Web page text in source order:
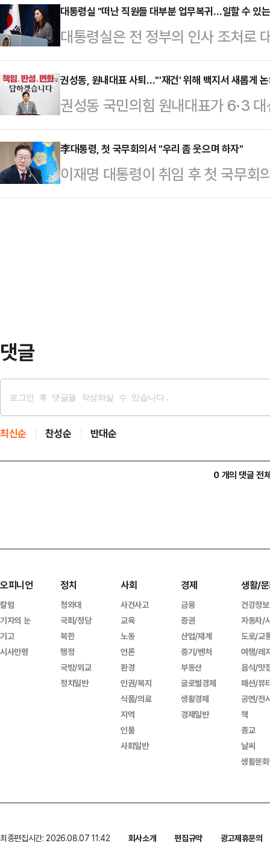
7년8개월과 벌금 2억5000만원,
을 확정했다.앞서 검찰은 이 전 부
그룹으로부터…
령이 유세 기간 '내란 종식'을 거듭
진에 힘이 실리고 있다.4일 법조계
가 진행해 온 윤 전 대통령 부부의
재수사 가능성에 무게가 실린다. 민
서두르고 있어 이른 시일 내 특검
리 또는 위법 …
대통령실 "떠난 직원들 대부분 업무복귀…일할 수 있
대통령실은 전 정부의 인사 조처로
령의 복귀 명령 하루 만에 대부분
령실 대변인은 5일 오전 브리핑에
업무에 복귀해 조금씩 일할 수 있는
강 대변인은 "강훈식 비서실장은
관련한 사항들에 대해 소통할 예정
인선 발표에 앞서 "꼭 무덤 같다. 아
다. 컴퓨터도 …
권성동, 원내대표 사퇴…"'재건' 위해 백지서 새롭게
권성동 국민의힘 원내대표가 6·3
재건을 위해 백지에서 새롭게 논의
하겠다고 밝혔다.권성동 원내대표
"이번 대선 패배는 단순히 비상계
는다. 집권여당 국민의힘의 분열에
李대통령, 첫 국무회의서 "우리 좀 웃으며 하자"
이재명 대통령이 취임 후 첫 국무회
하자"고 말했다.이재명 대통령은 5
댓글
최신순 찬성순 반대순
0 개의 댓글 전
오피니언
칼럼
기자의 눈
기고
시사만평
정치
청와대
국회/정당
북한
행정
국방/외교
정치일반
사회
사건사고
교육
노동
언론
환경
인권/복지
식품/의료
지역
인물
사회일반
경제
금융
증권
산업/재계
중기/벤처
부동산
글로벌경제
생활경제
경제일반
생활/
건강정보
자동차/
도로/교
여행/레
음식/맛
패션/뷰
공연/전
책
종교
날씨
생활문
최종편집시간: 2026.08.07 11:42 회사소개 편집규약
광고제휴문의